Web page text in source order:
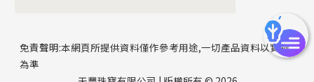
免責聲明:本網頁所提供資料僅作參考用途,一切產品資料以實物
為準